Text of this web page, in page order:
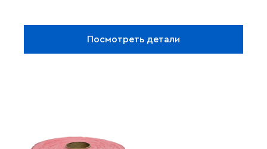
Посмотреть детали